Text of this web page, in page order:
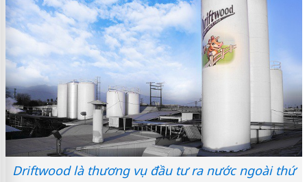
Driftwood là thương vụ đầu tư ra nước ngoài thứ